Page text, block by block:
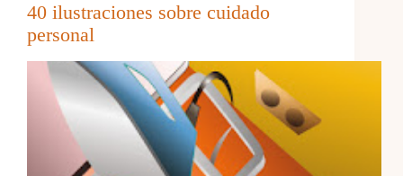
40 ilustraciones sobre cuidado
personal